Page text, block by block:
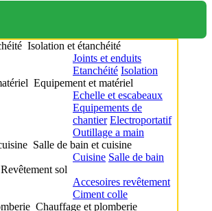
Isolation et étanchéité
Joints et enduits
Etanchéité Isolation
Equipement et matériel
Echelle et escabeaux
Equipements de
chantier Electroportatif
Outillage a main
Salle de bain et cuisine
Cuisine Salle de bain
Revêtement sol
Accesoires revêtement
Ciment colle
Chauffage et plomberie